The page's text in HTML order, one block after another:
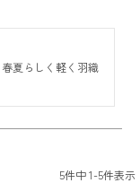
夏らしく軽く羽織
5件中1-5件表示